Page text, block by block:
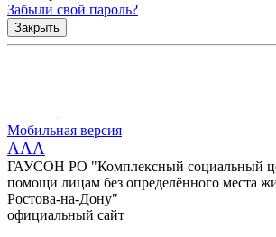
Забыли свой пароль?
Закрыть
Мобильная версия
AAA
ГАУСОН РО "Комплексный социальный
помощи лицам без определённого места
Ростова-на-Дону"
официальный сайт